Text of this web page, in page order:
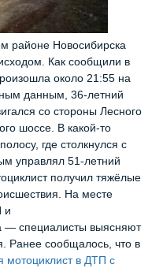
районе Новосибирска
Как сообщили в
около 21:55 на
данным, 36‑летний
со стороны Лесного
шоссе. В какой‑то
где столкнулся с
управлял 51‑летний
получил тяжёлые
На месте
и
— специалисты выясняют
Ранее сообщалось, что в
мотоциклист в ДТП с